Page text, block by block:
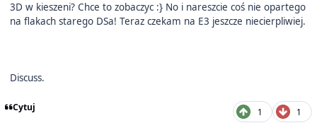
3D w kieszeni? Chce to zobaczyc :} No i nareszcie coś nie opartego
na flakach starego DSa! Teraz czekam na E3 jeszcze niecierpliwiej.
Discuss.
Cytuj 1 1